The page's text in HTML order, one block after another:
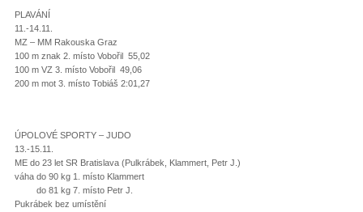
PLAVÁNÍ
11.-14.11.
MZ – MM Rakouska Graz
100 m znak 2. místo Vobořil 55,02
100 m VZ 3. místo Vobořil 49,06
200 m mot 3. místo Tobiáš 2:01,27
ÚPOLOVÉ SPORTY – JUDO
13.-15.11.
ME do 23 let SR Bratislava (Pulkrábek, Klammert, Petr J.)
váha do 90 kg 1. místo Klammert
do 81 kg 7. místo Petr J.
Pukrábek bez umístění